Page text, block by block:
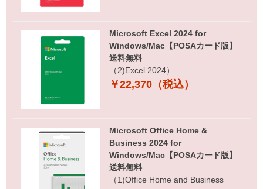
Microsoft Excel 2024 for
Windows/Mac【POSAカード版】
送料無料
（2)Excel 2024）
￥22,370（税込）
Microsoft Office Home &
Business 2024 for
Windows/Mac【POSAカード版】
送料無料
（1)Office Home and Business